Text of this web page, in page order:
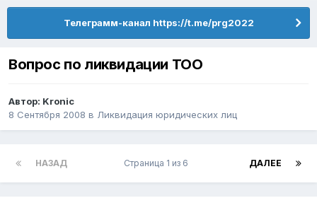
Телеграмм-канал https://t.me/prg2022
Вопрос по ликвидации ТОО
Автор: Kronic
8 Сентября 2008 в Ликвидация юридических лиц
НАЗАД ДАЛЕЕ
Страница 1 из 6